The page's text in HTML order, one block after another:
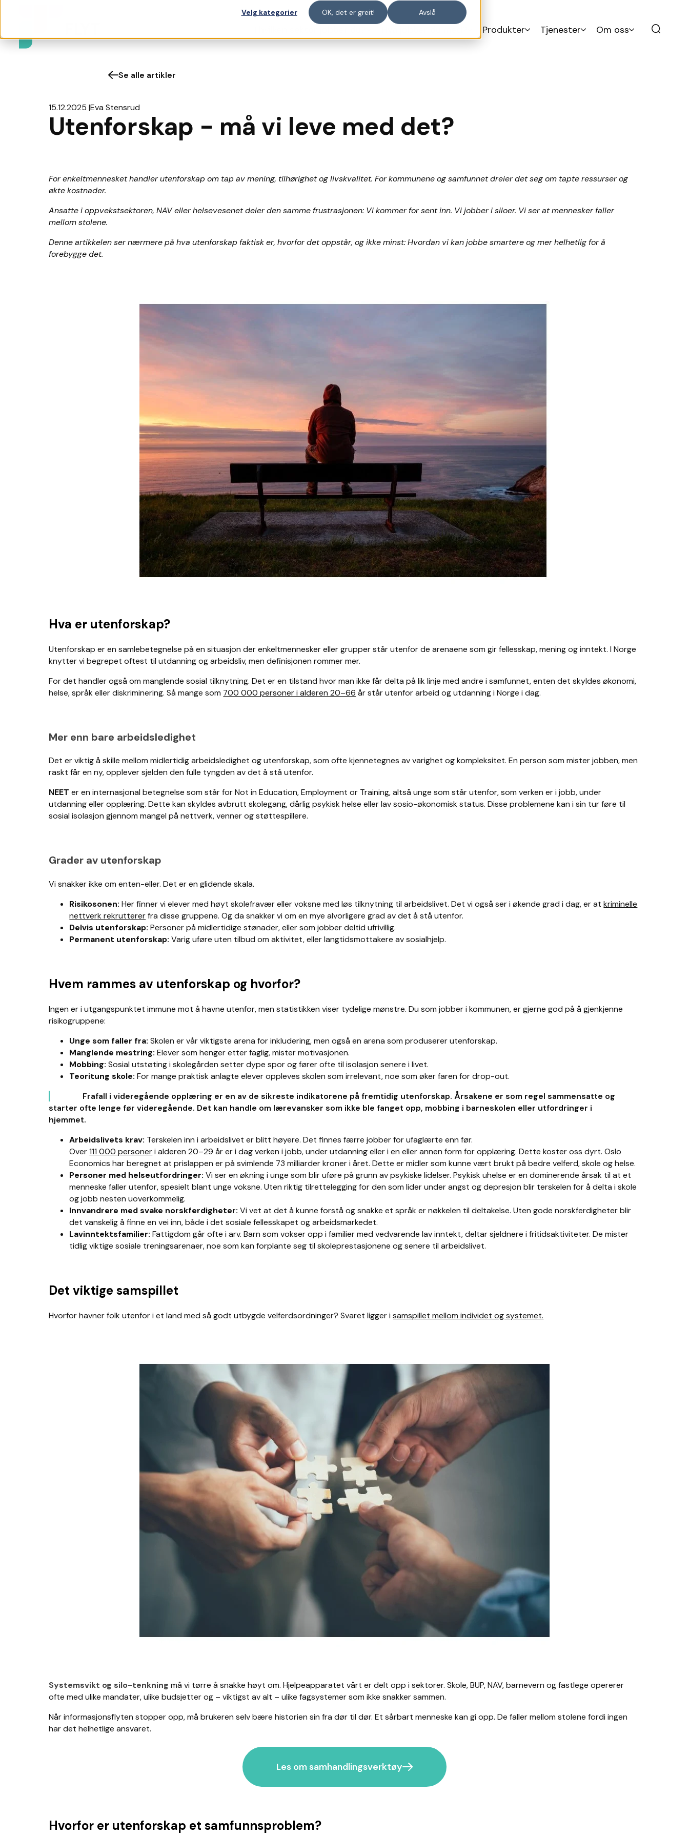
Velg kategorier OK, det er greit! Avslå
Produkter Tjenester Om oss
Se alle artikler
15.12.2025Eva Stensrud
Utenforskap - må vi leve med det?
For enkeltmennesket handler utenforskap om tap av mening, tilhørighet og livskvalitet. For kommunene og samfunnet dreier det seg om tapte ressurser og
økte kostnader.
Ansatte i oppvekstsektoren, NAV eller helsevesenet deler den samme frustrasjonen: Vi kommer for sent inn. Vi jobber i siloer. Vi ser at mennesker faller
mellom stolene.
Denne artikkelen ser nærmere på hva utenforskap faktisk er, hvorfor det oppstår, og ikke minst: Hvordan vi kan jobbe smartere og mer helhetlig for å
forebygge det.
Hva er utenforskap?
Utenforskap er en samlebetegnelse på en situasjon der enkeltmennesker eller grupper står utenfor de arenaene som gir fellesskap, mening og inntekt. I Norge
knytter vi begrepet oftest til utdanning og arbeidsliv, men definisjonen rommer mer.
For det handler også om manglende sosial tilknytning. Det er en tilstand hvor man ikke får delta på lik linje med andre i samfunnet, enten det skyldes økonomi,
helse, språk eller diskriminering. Så mange som 700 000 personer i alderen 20–66 år står utenfor arbeid og utdanning i Norge i dag.
Mer enn bare arbeidsledighet
Det er viktig å skille mellom midlertidig arbeidsledighet og utenforskap, som ofte kjennetegnes av varighet og kompleksitet. En person som mister jobben, men
raskt får en ny, opplever sjelden den fulle tyngden av det å stå utenfor.
NEET er en internasjonal betegnelse som står for Not in Education, Employment or Training, altså unge som står utenfor, som verken er i jobb, under
utdanning eller opplæring. Dette kan skyldes avbrutt skolegang, dårlig psykisk helse eller lav sosio-økonomisk status. Disse problemene kan i sin tur føre til
sosial isolasjon gjennom mangel på nettverk, venner og støttespillere.
Grader av utenforskap
Vi snakker ikke om enten-eller. Det er en glidende skala.
Risikosonen:Her finner vi elever med høyt skolefravær eller voksne med løs tilknytning til arbeidslivet. Det vi også ser i økende grad i dag, er atkriminelle
nettverk rekruttererfra disse gruppene. Og da snakker vi om en mye alvorligere grad av det å stå utenfor.
Delvis utenforskap:Personer på midlertidige stønader, eller som jobber deltid ufrivillig.
Permanent utenforskap: Varig uføre uten tilbud om aktivitet, eller langtidsmottakere av sosialhjelp.
Hvem rammes av utenforskap og hvorfor?
Ingen er i utgangspunktet immune mot å havne utenfor, men statistikken viser tydelige mønstre. Du som jobber i kommunen, er gjerne god på å gjenkjenne
risikogruppene:
Unge som faller fra:Skolen er vår viktigste arena for inkludering, men også en arena som produserer utenforskap.
Manglende mestring: Elever som henger etter faglig, mister motivasjonen.
Mobbing:Sosial utstøting i skolegården setter dype spor og fører ofte til isolasjon senere i livet.
Teoritung skole: For mange praktisk anlagte elever oppleves skolen som irrelevant, noe som øker faren for drop-out.
Frafall i videregående opplæring er en av de sikreste indikatorene på fremtidig utenforskap. Årsakene er som regel sammensatte og
starter ofte lenge før videregående. Det kan handle om lærevansker som ikke ble fanget opp, mobbing i barneskolen eller utfordringer i
hjemmet.
Arbeidslivets krav: Terskelen inn i arbeidslivet er blitt høyere. Det finnes færre jobber for ufaglærte enn før.
Over111 000 personeri alderen 20–29 år er i dag verken i jobb, under utdanning eller i en eller annen form for opplæring. Dette koster oss dyrt. Oslo
Economics har beregnet at prislappen er på svimlende 73 milliarder kroner i året. Dette er midler som kunne vært brukt på bedre velferd, skole og helse.
Personer med helseutfordringer:Vi ser en økning i unge som blir uføre på grunn av psykiske lidelser. Psykisk uhelse er en dominerende årsak til at et
menneske faller utenfor, spesielt blant unge voksne. Uten riktig tilrettelegging for den som lider under angst og depresjon blir terskelen for å delta i skole
og jobb nesten uoverkommelig.
Innvandrere med svake norskferdigheter:Vi vet at det å kunne forstå og snakke et språk er nøkkelen til deltakelse. Uten gode norskferdigheter blir
det vanskelig å finne en vei inn, både i det sosiale fellesskapet og arbeidsmarkedet.
Lavinntektsfamilier:Fattigdom går ofte i arv. Barn som vokser opp i familier med vedvarende lav inntekt, deltar sjeldnere i fritidsaktiviteter. De mister
tidlig viktige sosiale treningsarenaer, noe som kan forplante seg til skoleprestasjonene og senere til arbeidslivet.
Det viktige samspillet
Hvorfor havner folk utenfor i et land med så godt utbygde velferdsordninger? Svaret ligger isamspillet mellom individet og systemet.
Systemsvikt og silo-tenkning må vi tørre å snakke høyt om. Hjelpeapparatet vårt er delt opp i sektorer. Skole, BUP, NAV, barnevern og fastlege opererer
ofte med ulike mandater, ulike budsjetter og – viktigst av alt – ulike fagsystemer som ikke snakker sammen.
Når informasjonsflyten stopper opp, må brukeren selv bære historien sin fra dør til dør. Et sårbart menneske kan gi opp. De faller mellom stolene fordi ingen
har det helhetlige ansvaret.
Les om samhandlingsverktøy
Hvorfor er utenforskap et samfunnsproblem?